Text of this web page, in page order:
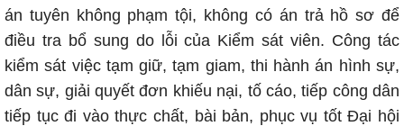
án tuyên không phạm tội, không có án trả hồ sơ để
điều tra bổ sung do lỗi của Kiểm sát viên. Công tác
kiểm sát việc tạm giữ, tạm giam, thi hành án hình sự,
dân sự, giải quyết đơn khiếu nại, tố cáo, tiếp công dân
tiếp tục đi vào thực chất, bài bản, phục vụ tốt Đại hội